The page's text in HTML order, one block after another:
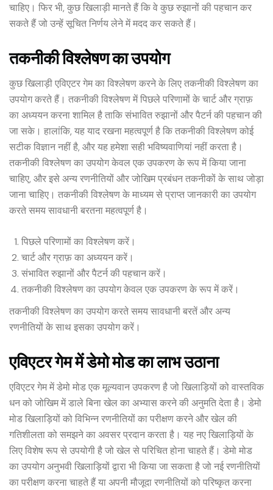
चाहिए। फिर भी, कुछ खिलाड़ी मानते हैं कि वे कुछ रुझानों की पहचान कर
सकते हैं जो उन्हें सूचित निर्णय लेने में मदद कर सकते हैं।
तकनीकी विश्लेषण का उपयोग
कुछ खिलाड़ी एविएटर गेम का विश्लेषण करने के लिए तकनीकी विश्लेषण का
उपयोग करते हैं। तकनीकी विश्लेषण में पिछले परिणामों के चार्ट और ग्राफ़
का अध्ययन करना शामिल है ताकि संभावित रुझानों और पैटर्न की पहचान की
जा सके। हालांकि, यह याद रखना महत्वपूर्ण है कि तकनीकी विश्लेषण कोई
सटीक विज्ञान नहीं है, और यह हमेशा सही भविष्यवाणियां नहीं करता है।
तकनीकी विश्लेषण का उपयोग केवल एक उपकरण के रूप में किया जाना
चाहिए, और इसे अन्य रणनीतियों और जोखिम प्रबंधन तकनीकों के साथ जोड़ा
जाना चाहिए। तकनीकी विश्लेषण के माध्यम से प्राप्त जानकारी का उपयोग
करते समय सावधानी बरतना महत्वपूर्ण है।
पिछले परिणामों का विश्लेषण करें।
चार्ट और ग्राफ़ का अध्ययन करें।
संभावित रुझानों और पैटर्न की पहचान करें।
तकनीकी विश्लेषण का उपयोग केवल एक उपकरण के रूप में करें।
तकनीकी विश्लेषण का उपयोग करते समय सावधानी बरतें और अन्य
रणनीतियों के साथ इसका उपयोग करें।
एविएटर गेम में डेमो मोड का लाभ उठाना
एविएटर गेम में डेमो मोड एक मूल्यवान उपकरण है जो खिलाड़ियों को वास्तविक
धन को जोखिम में डाले बिना खेल का अभ्यास करने की अनुमति देता है। डेमो
मोड खिलाड़ियों को विभिन्न रणनीतियों का परीक्षण करने और खेल की
गतिशीलता को समझने का अवसर प्रदान करता है। यह नए खिलाड़ियों के
लिए विशेष रूप से उपयोगी है जो खेल से परिचित होना चाहते हैं। डेमो मोड
का उपयोग अनुभवी खिलाड़ियों द्वारा भी किया जा सकता है जो नई रणनीतियों
का परीक्षण करना चाहते हैं या अपनी मौजूदा रणनीतियों को परिष्कृत करना